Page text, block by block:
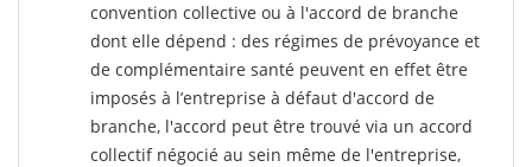
convention collective ou à l'accord de branche
dont elle dépend : des régimes de prévoyance et
de complémentaire santé peuvent en effet être
imposés à l’entreprise à défaut d'accord de
branche, l'accord peut être trouvé via un accord
collectif négocié au sein même de l'entreprise,